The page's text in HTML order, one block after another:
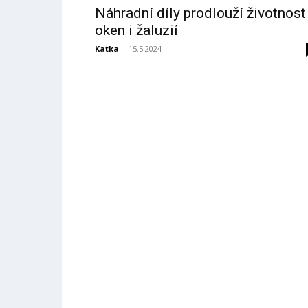
Náhradní díly prodlouží životnost
oken i žaluzií
Katka - 15.5.2024